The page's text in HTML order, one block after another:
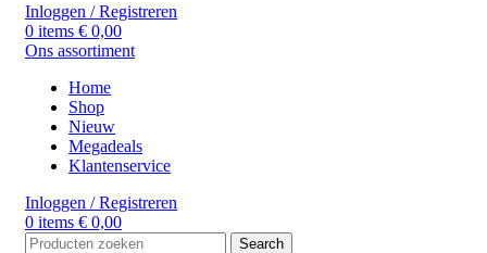
Inloggen / Registreren
0 items € 0,00
Ons assortiment
Home
Shop
Nieuw
Megadeals
Klantenservice
Inloggen / Registreren
0 items € 0,00
Search